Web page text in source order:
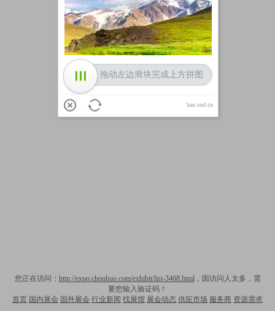
您正在访问： http://expo.chouhuo.com/exhibit/list-3468.html，因访问人太多，需
要您输入验证码！
首页 国内展会 国外展会 行业新闻 找展馆 展会动态 供应市场 服务商 资源需求
加载中
拖动左边滑块完成上方拼图
hao.sud.cn